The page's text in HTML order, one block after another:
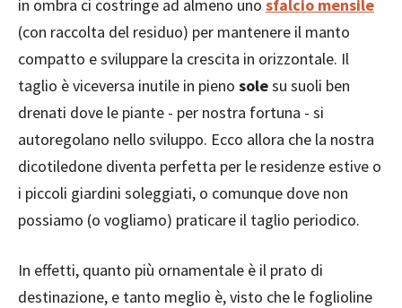
in ombra ci costringe ad almeno uno sfalcio mensile
(con raccolta del residuo) per mantenere il manto
compatto e sviluppare la crescita in orizzontale. Il
taglio è viceversa inutile in pieno solesu suoli ben
drenati dove le piante - per nostra fortuna - si
autoregolano nello sviluppo. Ecco allora che la nostra
dicotiledone diventa perfetta per le residenze estive o
i piccoli giardini soleggiati, o comunque dove non
possiamo (o vogliamo) praticare il taglio periodico.
In effetti, quanto più ornamentale è il prato di
destinazione, e tanto meglio è, visto che le foglioline